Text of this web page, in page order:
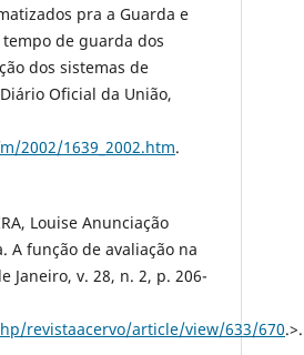
pra a Guarda e
de guarda dos
dos sistemas de
Oficial da União,
2002/1639_2002.htm.
Louise Anunciação
A função de avaliação na
Janeiro, v. 28, n. 2, p. 206-
revistaacervo/article/view/633/670.>.